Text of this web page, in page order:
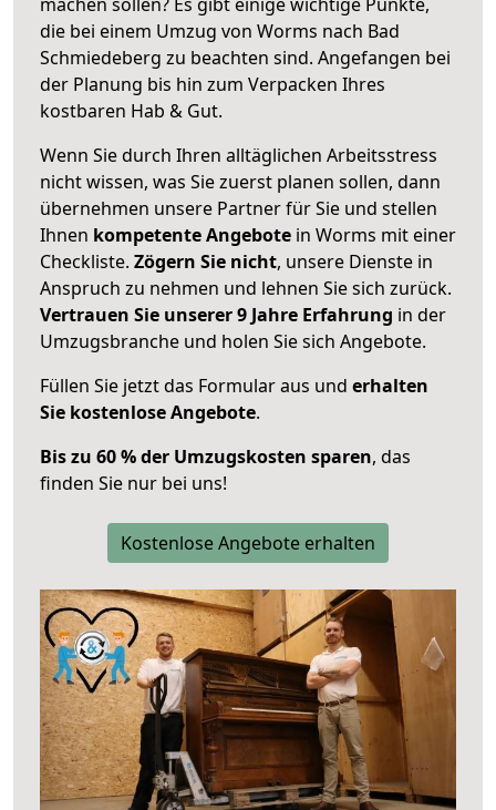
die bei einem Umzug von Worms nach Bad
Schmiedeberg zu beachten sind. Angefangen bei
der Planung bis hin zum Verpacken Ihres
kostbaren Hab & Gut.
Wenn Sie durch Ihren alltäglichen Arbeitsstress
nicht wissen, was Sie zuerst planen sollen, dann
übernehmen unsere Partner für Sie und stellen
Ihnen kompetente Angebote in Worms mit einer
Checkliste. Zögern Sie nicht, unsere Dienste in
Anspruch zu nehmen und lehnen Sie sich zurück.
Vertrauen Sie unserer 9 Jahre Erfahrung in der
Umzugsbranche und holen Sie sich Angebote.
Füllen Sie jetzt das Formular aus und erhalten
Sie kostenlose Angebote.
Bis zu 60 % der Umzugskosten sparen, das
finden Sie nur bei uns!
Kostenlose Angebote erhalten